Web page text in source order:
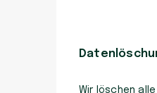
Wir löschen